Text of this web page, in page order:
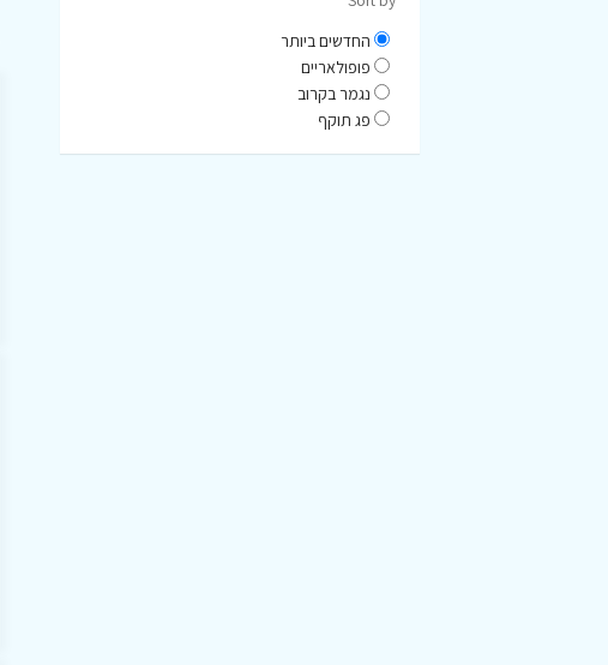
החדשים ביותר
פופולאריים
נגמר בקרוב
פג תוקף